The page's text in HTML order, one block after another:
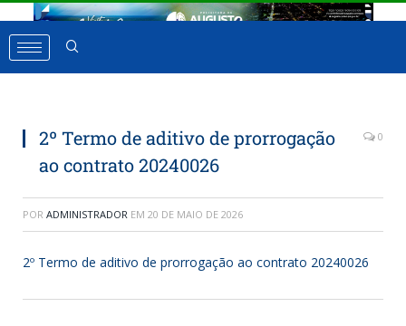
2º Termo de aditivo de prorrogação
ao contrato 20240026
0
POR ADMINISTRADOR EM 20 DE MAIO DE 2026
2º Termo de aditivo de prorrogação ao contrato 20240026